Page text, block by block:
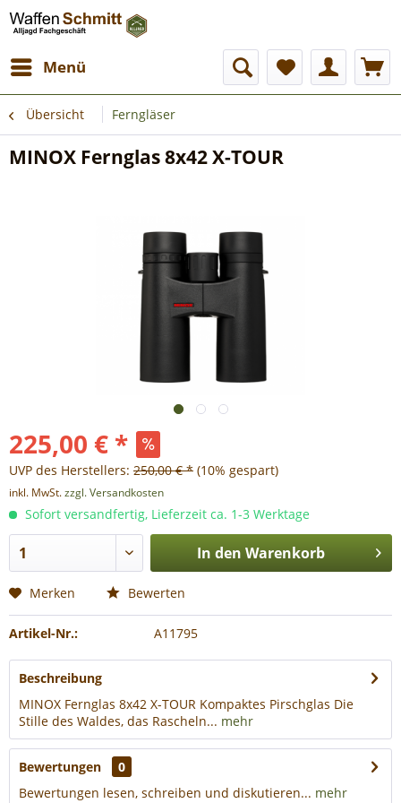
Menü
Übersicht Ferngläser
MINOX Fernglas 8x42 X-TOUR
225,00 € *
UVP des Herstellers: 250,00 € * (10% gespart)
inkl. MwSt.zzgl. Versandkosten
Sofort versandfertig, Lieferzeit ca. 1-3 Werktage
In den Warenkorb
Merken Bewerten
Artikel-Nr.: A11795
Beschreibung
MINOX Fernglas 8x42 X-TOUR Kompaktes Pirschglas Die
Stille des Waldes, das Rascheln... mehr
Bewertungen
0
Bewertungen lesen, schreiben und diskutieren... mehr